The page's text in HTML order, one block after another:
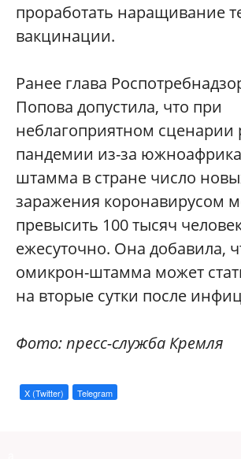
проработать наращивание
вакцинации.
Ранее глава
Попова допустила, что при
неблагоприятном сценарии
пандемии из-за
штамма в стране число
заражения коронавирусом
превысить 100 тысяч
ежесуточно. Она добавила,
омикрон-штамма может
на вторые сутки после
Фото: пресс-служба Кремля
X (Twitter) Telegram